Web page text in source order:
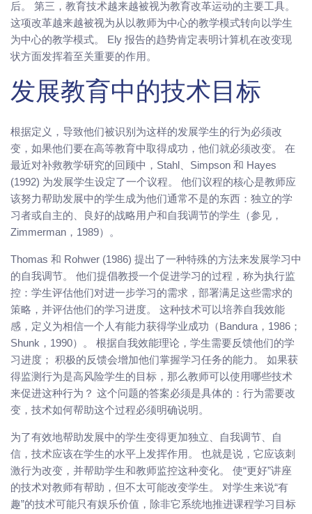
后。 第三，教育技术越来越被视为教育改革运动的主要工具。
这项改革越来越被视为从以教师为中心的教学模式转向以学生
为中心的教学模式。 Ely 报告的趋势肯定表明计算机在改变现
状方面发挥着至关重要的作用。
发展教育中的技术目标
根据定义，导致他们被识别为这样的发展学生的行为必须改
变，如果他们要在高等教育中取得成功，他们就必须改变。 在
最近对补救教学研究的回顾中，Stahl、Simpson 和 Hayes
(1992) 为发展学生设定了一个议程。 他们议程的核心是教师应
该努力帮助发展中的学生成为他们通常不是的东西：独立的学
习者或自主的、良好的战略用户和自我调节的学生（参见，
Zimmerman，1989）。
Thomas 和 Rohwer (1986) 提出了一种特殊的方法来发展学习中
的自我调节。 他们提倡教授一个促进学习的过程，称为执行监
控：学生评估他们对进一步学习的需求，部署满足这些需求的
策略，并评估他们的学习进度。 这种技术可以培养自我效能
感，定义为相信一个人有能力获得学业成功（Bandura，1986；
Shunk，1990）。 根据自我效能理论，学生需要反馈他们的学
习进度； 积极的反馈会增加他们掌握学习任务的能力。 如果获
得监测行为是高风险学生的目标，那么教师可以使用哪些技术
来促进这种行为？ 这个问题的答案必须是具体的：行为需要改
变，技术如何帮助这个过程必须明确说明。
为了有效地帮助发展中的学生变得更加独立、自我调节、自
信，技术应该在学生的水平上发挥作用。 也就是说，它应该刺
激行为改变，并帮助学生和教师监控这种变化。 使“更好”讲座
的技术对教师有帮助，但不太可能改变学生。 对学生来说“有
趣”的技术可能只有娱乐价值，除非它系统地推进课程学习目标